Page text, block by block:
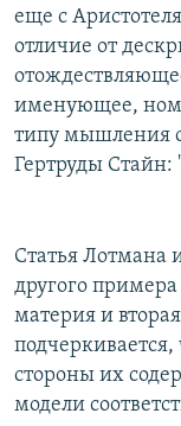
еще с
отличие от
именующее,
типу мышления
Гертруды Стайн:
Статья Лотмана
другого
материя и
подчеркивается,
стороны их
модели